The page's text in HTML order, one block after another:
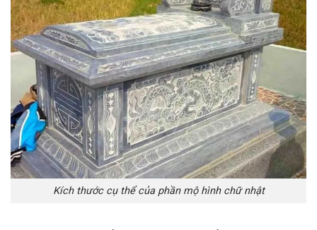
Kích thước cụ thể của phần mộ hình chữ nhật